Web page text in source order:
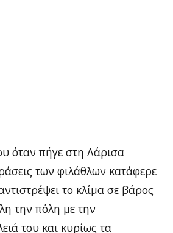
όταν πήγε στη Λάρισα
των φιλάθλων κατάφερε
το κλίμα σε βάρος
την πόλη με την
του και κυρίως τα